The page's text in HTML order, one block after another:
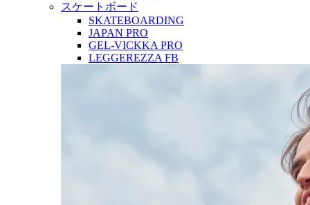
スケートボード
SKATEBOARDING
JAPAN PRO
GEL-VICKKA PRO
LEGGEREZZA FB